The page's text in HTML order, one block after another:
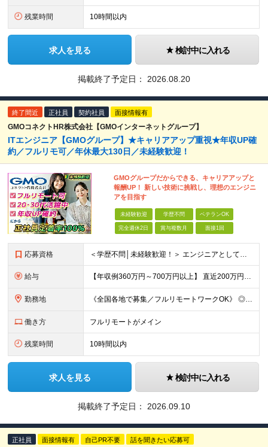
残業時間 10時間以内
求人を見る 検討中に入れる
掲載終了予定日： 2026.08.20
終了間近 正社員 契約社員 面接情報有
GMOコネクトHR株式会社【GMOインターネットグループ】
ITエンジニア【GMOグループ】★キャリアアップ重視★年収UP確
約／フルリモ可／年休最大130日／未経験歓迎！
GMOグループだからできる、キャリアアップと
報酬UP！ 新しい技術に挑戦し、理想のエンジニ
アを目指す
未経験歓迎 学歴不問 ベテランOK
完全週休2日 賞与複数月 面接1回
応募資格 ＜学歴不問│未経験歓迎！＞ エンジニアとしての実務経験をお持ちでない方も！ ◎未経験者も手厚くサポート！ └IT経験がなくても、研修制度や先輩エンジニアの支援が充実しており、ゼロからでも安心してチャ
給与 【年収例360万円～700万円以上】 直近200万円UPした例もあり！ ＜月給例＞ ・経験8年以上：月給54万円～＋決算賞与 ・経験5年以上：月給45万円～＋決算賞与 ・経験3年以上：月給35万円～
勤務地 《全国各地で募集／フルリモートワークOK》 ◎ご自宅から参画できるプロジェクトをご用意します！ ◎転居を伴う転勤はありません ※北海道から沖縄まで、全国各地にお住まいのエンジニアを歓迎！ ※職種・経
働き方 フルリモートがメイン
残業時間 10時間以内
求人を見る 検討中に入れる
掲載終了予定日： 2026.09.10
正社員 面接情報有 自己PR不要 話を聞きたい応募可